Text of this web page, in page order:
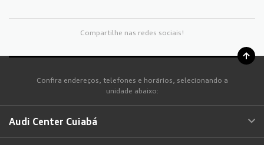
Compartilhe nas redes sociais!
Confira endereços, telefones e horários, selecionando a
unidade abaixo:
Audi Center Cuiabá